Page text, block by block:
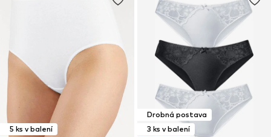
5 ks v balení
Drobná postava
3 ks v balení